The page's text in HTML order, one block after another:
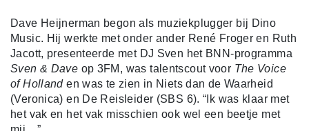
Dave Heijnerman begon als muziekplugger bij Dino
Music. Hij werkte met onder ander René Froger en Ruth
Jacott, presenteerde met DJ Sven het BNN-programma
Sven & Dave op 3FM, was talentscout voor The Voice
of Hollanden was te zien in Niets dan de Waarheid
(Veronica) en De Reisleider (SBS 6). “Ik was klaar met
het vak en het vak misschien ook wel een beetje met